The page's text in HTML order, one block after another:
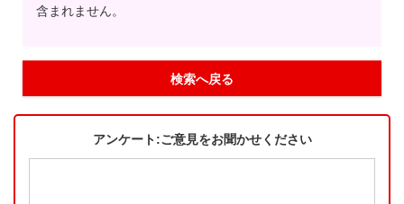
含まれません。
検索へ戻る
アンケート:ご意見をお聞かせください